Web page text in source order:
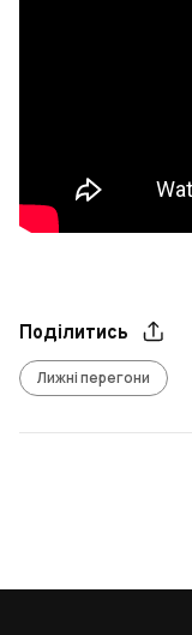
Поділитись
Лижні перегони